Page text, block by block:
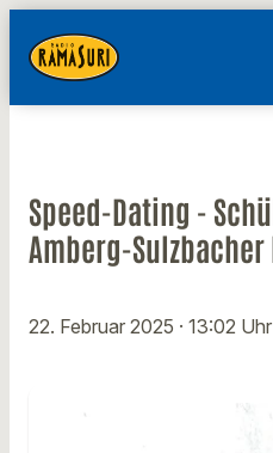
Speed-Dating -
Amberg-
22. Februar 2025 · 13:02 Uhr